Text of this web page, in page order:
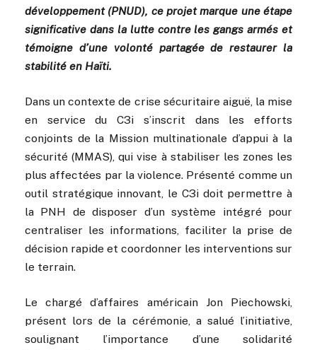
développement (PNUD), ce projet marque une étape
significative dans la lutte contre les gangs armés et
témoigne d’une volonté partagée de restaurer la
stabilité en Haïti.
Dans un contexte de crise sécuritaire aiguë, la mise
en service du C3i s’inscrit dans les efforts
conjoints de la Mission multinationale d’appui à la
sécurité (MMAS), qui vise à stabiliser les zones les
plus affectées par la violence. Présenté comme un
outil stratégique innovant, le C3i doit permettre à
la PNH de disposer d’un système intégré pour
centraliser les informations, faciliter la prise de
décision rapide et coordonner les interventions sur
le terrain.
Le chargé d’affaires américain Jon Piechowski,
présent lors de la cérémonie, a salué l’initiative,
soulignant l’importance d’une solidarité